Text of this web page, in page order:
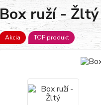
Box ruží - Žltý
Akcia TOP produkt